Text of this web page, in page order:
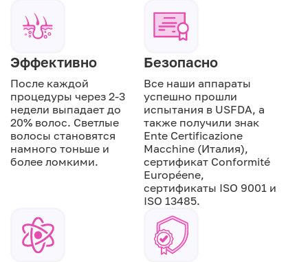
Эффективно
После каждой
процедуры через 2-3
недели выпадает до
20% волос. Светлые
волосы становятся
намного тоньше и
более ломкими.
Безопасно
Все наши аппараты
успешно прошли
испытания в USFDA, а
также получили знак
Ente Certificazione
Macchine (Италия),
сертификат Conformité
Européene,
сертификаты ISO 9001 и
ISO 13485.